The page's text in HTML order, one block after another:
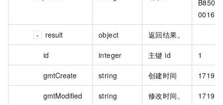
B850-
result object 返回结果。
id integer 主键 id 1
gmtCreate string 创建时间
gmtModified string 修改时间。